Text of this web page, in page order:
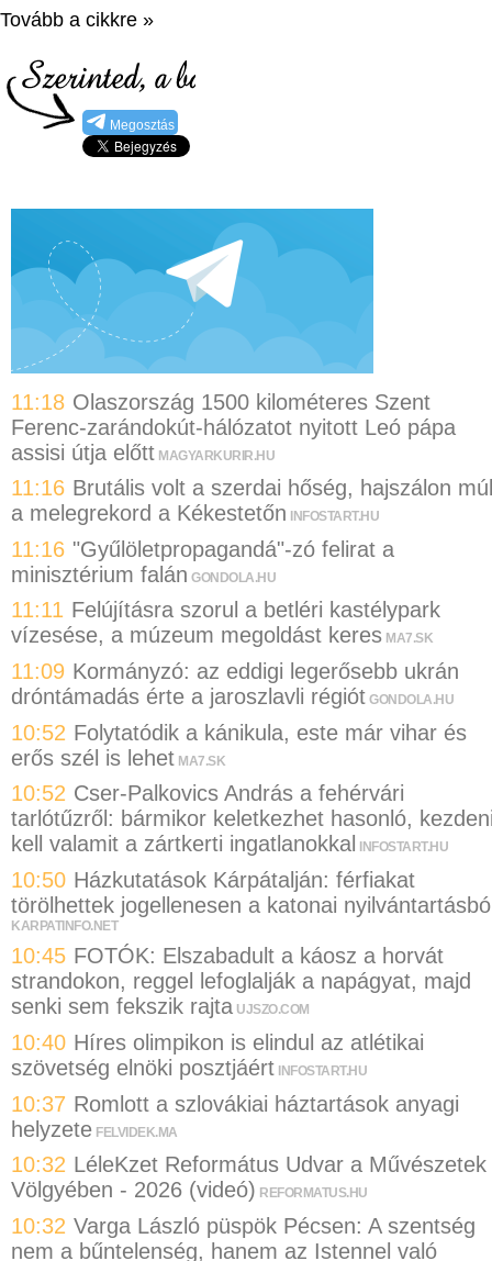
Tovább a cikkre »
Megosztás
11:18 Olaszország 1500 kilométeres Szent
Ferenc-zarándokút-hálózatot nyitott Leó pápa
assisi útja előtt MAGYARKURIR.HU
11:16 Brutális volt a szerdai hőség, hajszálon
a melegrekord a Kékestetőn
INFOSTART.HU
11:16 "Gyűlöletpropagandá"-zó felirat a
minisztérium falán GONDOLA.HU
11:11 Felújításra szorul a betléri kastélypark
vízesése, a múzeum megoldást keres MA7.SK
11:09 Kormányzó: az eddigi legerősebb ukrán
dróntámadás érte a jaroszlavli régiót GONDOLA.HU
10:52 Folytatódik a kánikula, este már vihar és
erős szél is lehet MA7.SK
10:52 Cser-Palkovics András a fehérvári
tarlótűzről: bármikor keletkezhet hasonló,
kell valamit a zártkerti ingatlanokkal
INFOSTART.HU
10:50 Házkutatások Kárpátalján: férfiakat
törölhettek jogellenesen a katonai
KARPATINFO.NET
10:45 FOTÓK: Elszabadult a káosz a horvát
strandokon, reggel lefoglalják a napágyat, majd
senki sem fekszik rajta UJSZO.COM
10:40 Híres olimpikon is elindul az atlétikai
szövetség elnöki posztjáért INFOSTART.HU
10:37 Romlott a szlovákiai háztartások anyagi
helyzete FELVIDEK.MA
10:32 LéleKzet Református Udvar a Művészetek
Völgyében - 2026 (videó) REFORMATUS.HU
10:32 Varga László püspök Pécsen: A szentség
nem a bűntelenség, hanem az Istennel való